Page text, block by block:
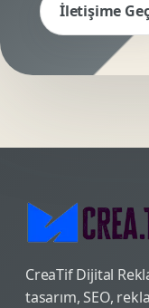
İletişime
CreaTif Dijital
tasarım, SEO,